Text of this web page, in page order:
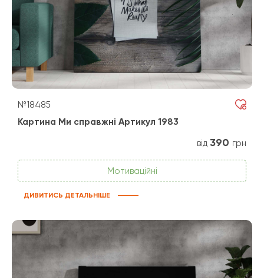
№18485
Картина Ми справжні Артикул 1983
від 390 грн
Мотиваційні
ДИВИТИСЬ ДЕТАЛЬНІШЕ